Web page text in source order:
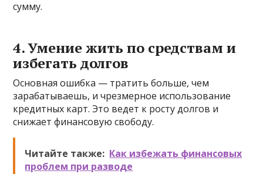
сумму.
4. Умение жить по средствам и
избегать долгов
Основная ошибка — тратить больше, чем
зарабатываешь, и чрезмерное использование
кредитных карт. Это ведет к росту долгов и
снижает финансовую свободу.
Читайте также: Как избежать финансовых
проблем при разводе